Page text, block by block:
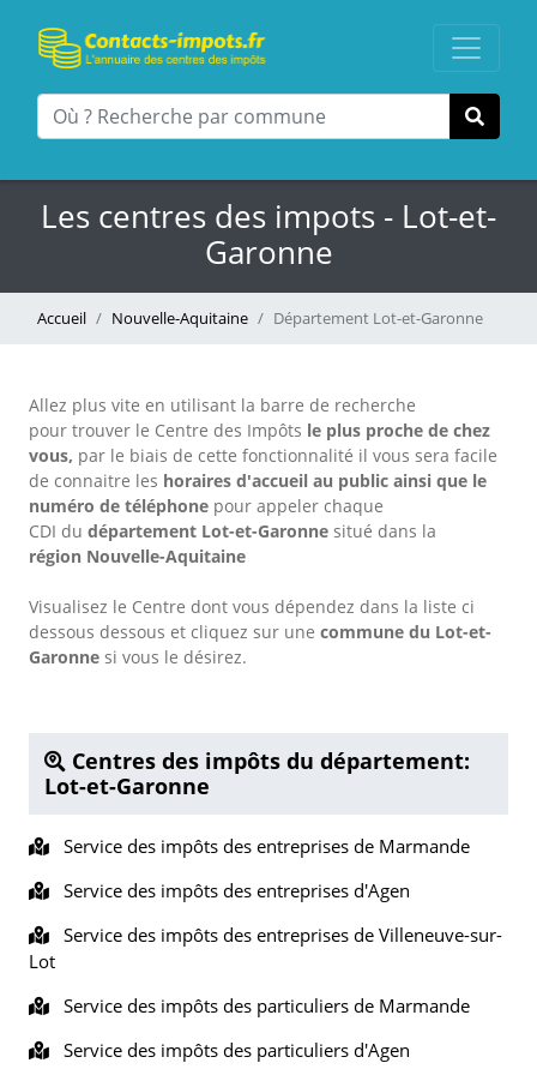
Les centres des impots - Lot-et-
Garonne
Accueil Nouvelle-Aquitaine Département Lot-et-Garonne
Allez plus vite en utilisant la barre de recherche
pour trouver le Centre des Impôts le plus proche de chez
vous, par le biais de cette fonctionnalité il vous sera facile
de connaitre les horaires d'accueil au public ainsi que le
numéro de téléphone pour appeler chaque
CDI du département Lot-et-Garonne situé dans la
région Nouvelle-Aquitaine
Visualisez le Centre dont vous dépendez dans la liste ci
dessous dessous et cliquez sur une commune du Lot-et-
Garonne si vous le désirez.
Centres des impôts du département:
Lot-et-Garonne
Service des impôts des entreprises de Marmande
Service des impôts des entreprises d'Agen
Service des impôts des entreprises de Villeneuve-sur-
Lot
Service des impôts des particuliers de Marmande
Service des impôts des particuliers d'Agen